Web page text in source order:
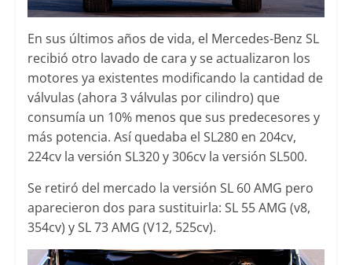
En sus últimos años de vida, el Mercedes-Benz SL
recibió otro lavado de cara y se actualizaron los
motores ya existentes modificando la cantidad de
válvulas (ahora 3 válvulas por cilindro) que
consumía un 10% menos que sus predecesores y
más potencia. Así quedaba el SL280 en 204cv,
224cv la versión SL320 y 306cv la versión SL500.
Se retiró del mercado la versión SL 60 AMG pero
aparecieron dos para sustituirla: SL 55 AMG (v8,
354cv) y SL 73 AMG (V12, 525cv).